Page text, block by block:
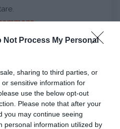
Not Process My Personal
sharing to third parties, or
sensitive information for
use the below opt-out
Please note that after your
you may continue seeing
personal information utilized by
PSICOLOGICO
anche